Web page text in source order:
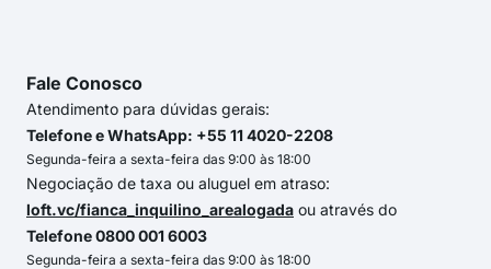
Fale Conosco
Atendimento para dúvidas gerais:
Telefone e WhatsApp: +55 11 4020-2208
Segunda-feira a sexta-feira das 9:00 às 18:00
Negociação de taxa ou aluguel em atraso:
loft.vc/fianca_inquilino_arealogada ou através do
Telefone 0800 001 6003
Segunda-feira a sexta-feira das 9:00 às 18:00